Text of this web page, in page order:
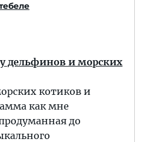
дельфинов и морских
котиков и
как мне
до